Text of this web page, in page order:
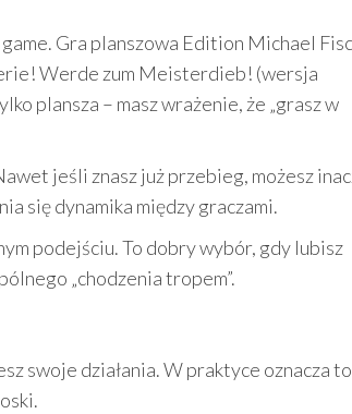
Gra planszowa Edition Michael
Werde zum Meisterdieb! (wersja
plansza – masz wrażenie, że „grasz w
jeśli znasz już przebieg, możesz
się dynamika między graczami.
podejściu. To dobry wybór, gdy lubisz
„chodzenia tropem”.
swoje działania. W praktyce oznacza